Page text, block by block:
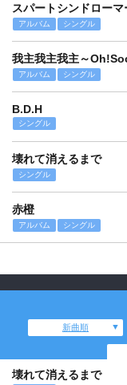
スパートシンドローマ
アルバム シングル
我主我主我主～
アルバム シングル
B.D.H
シングル
壊れて消えるまで
シングル
赤橙
アルバム シングル
新曲順
壊れて消えるまで